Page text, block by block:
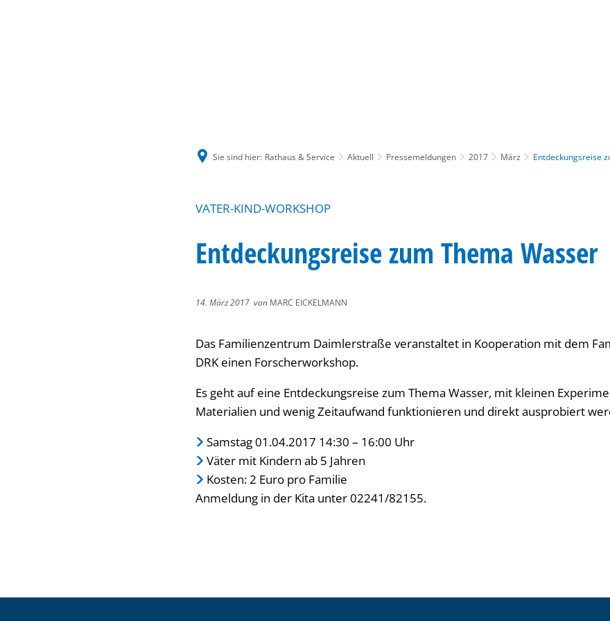
Sie sind hier: Rathaus & Service Aktuell Pressemeldungen 2017 März Entdeckungsreise
VATER-KIND-WORKSHOP
Entdeckungsreise zum Thema Wasser
14. März 2017 von MARC EICKELMANN
Das Familienzentrum Daimlerstraße veranstaltet in Kooperation mit dem
DRK einen Forscherworkshop.
Es geht auf eine Entdeckungsreise zum Thema Wasser, mit kleinen
Materialien und wenig Zeitaufwand funktionieren und direkt ausprobiert
Samstag 01.04.2017 14:30 – 16:00 Uhr
Väter mit Kindern ab 5 Jahren
Kosten: 2 Euro pro Familie
Anmeldung in der Kita unter 02241/82155.